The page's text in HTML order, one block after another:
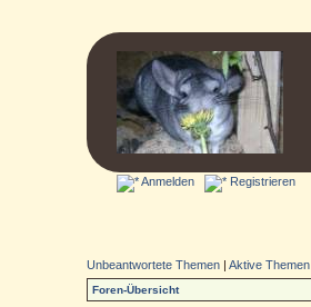
Anmelden Registrieren
Unbeantwortete Themen |Aktive Themen
Foren-Übersicht